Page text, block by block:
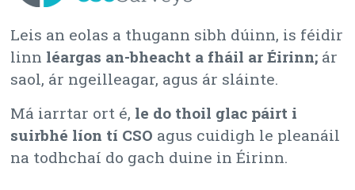
Leis an eolas a thugann sibh dúinn, is féidir
linn léargas an-bheacht a fháil ar Éirinn; ár
saol, ár ngeilleagar, agus ár sláinte.
Má iarrtar ort é, le do thoil glac páirt i
suirbhé líon tí CSO agus cuidigh le pleanáil
na todhchaí do gach duine in Éirinn.